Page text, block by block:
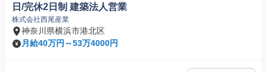
日/完休2日制 建築法人営業
株式会社西尾産業
神奈川県横浜市港北区
月給40万円～53万4000円